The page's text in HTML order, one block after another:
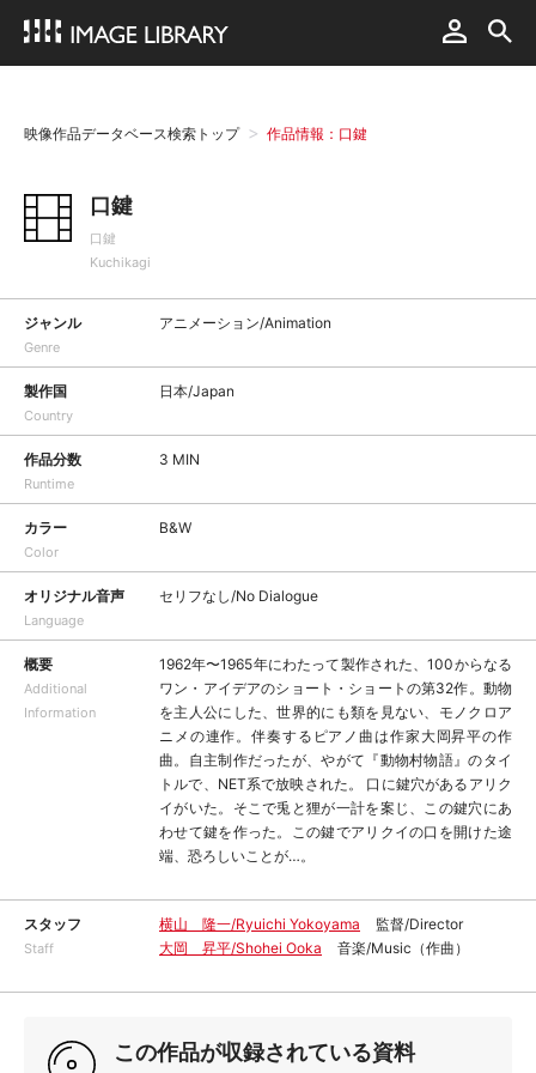
映像作品データベース検索トップ 作品情報：口鍵
口鍵
口鍵
Kuchikagi
ジャンル
Genre
アニメーション/Animation
製作国
Country
日本/Japan
作品分数
Runtime
3 MIN
カラー
Color
B&W
オリジナル音声
Language
セリフなし/No Dialogue
概要
Additional
Information
1962年〜1965年にわたって製作された、100からなる
ワン・アイデアのショート・ショートの第32作。動物
を主人公にした、世界的にも類を見ない、モノクロア
ニメの連作。伴奏するピアノ曲は作家大岡昇平の作
曲。自主制作だったが、やがて『動物村物語』のタイ
トルで、NET系で放映された。 口に鍵穴があるアリク
イがいた。そこで兎と狸が一計を案じ、この鍵穴にあ
わせて鍵を作った。この鍵でアリクイの口を開けた途
端、恐ろしいことが…。
スタッフ
Staff
横山 隆一/Ryuichi Yokoyama
監督/Director
大岡 昇平/Shohei Ooka
音楽/Music（作曲）
この作品が収録されている資料